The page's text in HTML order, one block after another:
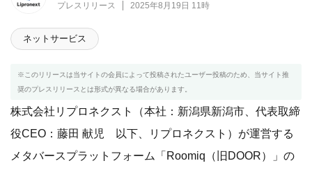
プレスリリース 2025年8月19日 11時
ネットサービス
※このリリースは当サイトの会員によって投稿されたユーザー投稿のため、当サイト推
奨のプレスリリースとは形式が異なる場合があります。
株式会社リプロネクスト（本社：新潟県新潟市、代表取締
役CEO：藤田 献児 以下、リプロネクスト）が運営する
メタバースプラットフォーム「Roomiq（旧DOOR）」の